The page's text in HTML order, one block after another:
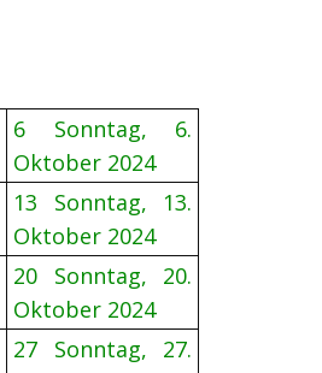
6
Sonntag, 6.
Oktober 2024
13
Sonntag, 13.
Oktober 2024
20
Sonntag, 20.
Oktober 2024
27
Sonntag, 27.